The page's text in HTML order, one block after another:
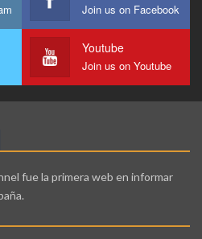
Join us on Facebook
Youtube
Join us on Youtube
fue la primera web en informar